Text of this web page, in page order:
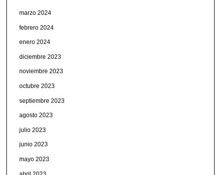
marzo 2024
febrero 2024
enero 2024
diciembre 2023
noviembre 2023
octubre 2023
septiembre 2023
agosto 2023
julio 2023
junio 2023
mayo 2023